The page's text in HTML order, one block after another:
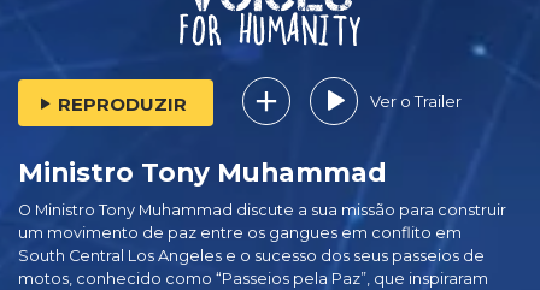
REPRODUZIR Ver o Trailer
Ministro Tony Muhammad
O Ministro Tony Muhammad discute a sua missão para construir
um movimento de paz entre os gangues em conflito em
South Central Los Angeles e o sucesso dos seus passeios de
motos, conhecido como “Passeios pela Paz”, que inspiraram